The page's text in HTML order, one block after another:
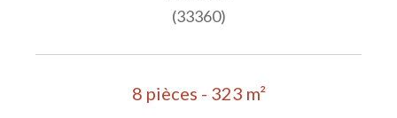
(33360)
8 pièces - 323 m²